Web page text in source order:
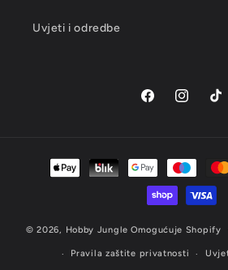
Uvjeti i odredbe
FacebookInstagram
Načini
plaćanja
© 2026, Hobby Jungle Omogućuje Shopify
Pravila zaštite privatnosti